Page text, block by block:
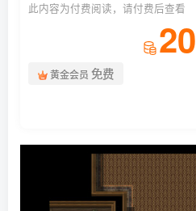
此内容为付费阅读，请付费后查看
20
黄金会员 免费